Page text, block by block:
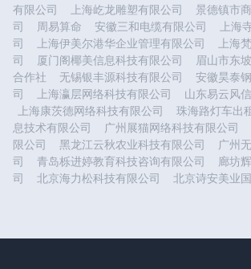
有限公司
上海屹龙雕塑有限公司
景德镇市
司
周易算命 安徽三和电缆有限公司
上海
司
上海伊美尔港华企业管理有限公司
上海
司
厦门阁椰美信息科技有限公司
眉山市东
合作社
无锡银丰源科技有限公司
安徽昊泰
司
上海瀛层网络科技有限公司
山东易云风
上海康茨德网络科技有限公司
珠海路灯车出
息技术有限公司
广州展猫网络科技有限公司
限公司
黑龙江云秋农业科技有限公司
广州
司
青岛栎进婷教育科技咨询有限公司
廊坊
司
北京海力松科技有限公司 北京诗安美业